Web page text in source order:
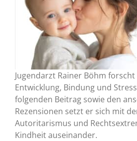
Jugendarzt Rainer Böhm
Entwicklung, Bindung und
folgenden Beitrag sowie den
Rezensionen setzt er sich mit
Autoritarismus und
Kindheit auseinander.